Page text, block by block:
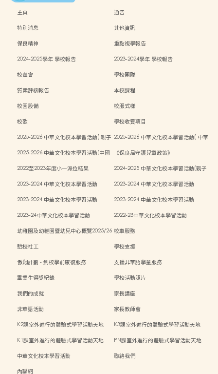
主頁
通告
特別消息
其他資訊
保良精神
重點視學報告
2024-2025學年 學校報告
2023-2024學年 學校報告
校董會
學校團隊
質素評核報告
本校課程
校園設備
校服式樣
校歌
學校收費項目
2025-2026 中華文化校本學習活動( 親子 2025-2026 中華文化校本學習活動( 中華
2025-2026 中華文化校本學習活動(中國
《保良局守護兒童政策》
2022至2023年度小一派位結果
2024-2025 中華文化校本學習活動(親子
2023-2024 中華文化校本學習活動
2023-2024 中華文化校本學習活動
2023-2024 中華文化校本學習活動
2023-2024 中華文化校本學習活動
2023-24中華文化校本學習活動
2022-23中華文化校本學習活動
幼稚園及幼稚園暨幼兒中心概覽2025/26 校車服務
駐校社工
學校支援
傲翔計劃 - 到校學前康復服務
支援非華語學童服務
畢業生得獎紀錄
學校活動照片
我們的成就
家長講座
非華語活動
家長教師會
K2課室外進行的體驗式學習活動天地
K3課室外進行的體驗式學習活動天地
K1課室外進行的體驗式學習活動天地
PN課室外進行的體驗式學習活動天地
中華文化校本學習活動
聯絡我們
內聯網